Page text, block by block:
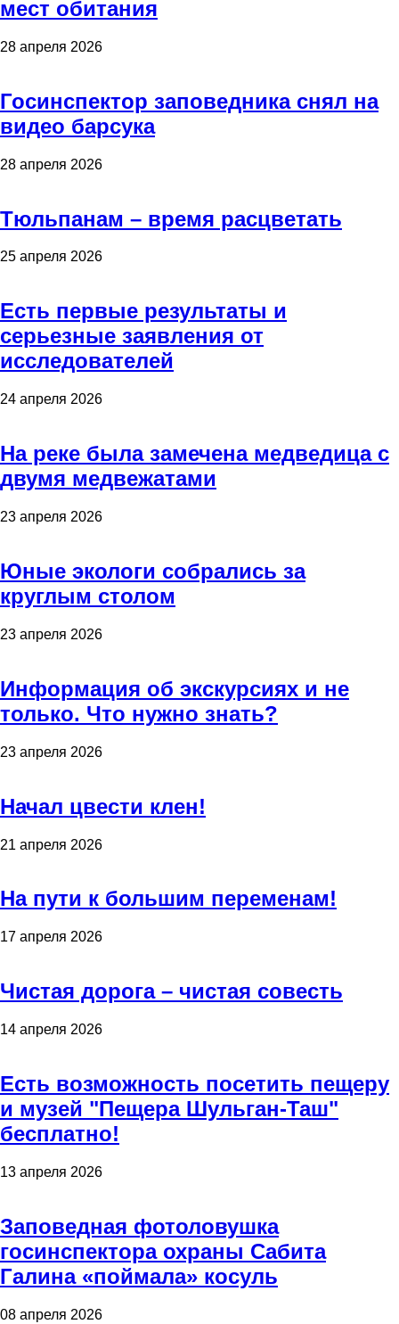
мест обитания
28 апреля 2026
Госинспектор заповедника снял на
видео барсука
28 апреля 2026
Тюльпанам – время расцветать
25 апреля 2026
Есть первые результаты и
серьезные заявления от
исследователей
24 апреля 2026
На реке была замечена медведица с
двумя медвежатами
23 апреля 2026
Юные экологи собрались за
круглым столом
23 апреля 2026
Информация об экскурсиях и не
только. Что нужно знать?
23 апреля 2026
Начал цвести клен!
21 апреля 2026
На пути к большим переменам!
17 апреля 2026
Чистая дорога – чистая совесть
14 апреля 2026
Есть возможность посетить пещеру
и музей "Пещера Шульган-Таш"
бесплатно!
13 апреля 2026
Заповедная фотоловушка
госинспектора охраны Сабита
Галина «поймала» косуль
08 апреля 2026